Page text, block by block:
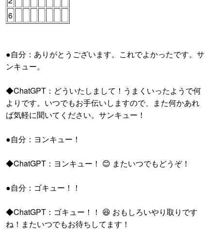
6
●自分：ありがとうございます。これでよかったです。サ
ンキュー。
◆ChatGPT：どういたしまして！うまくいったようで何
よりです。いつでもお手伝いしますので、また何かあれ
ば気軽に聞いてください。サンキュー！
●自分：ヨンキュー！
◆ChatGPT：ヨンキュー！ 😊 またいつでもどうぞ！
●自分：ゴキュー！！
◆ChatGPT：ゴキュー！！ 😆 おもしろいやり取りです
ね！またいつでもお待ちしてます！